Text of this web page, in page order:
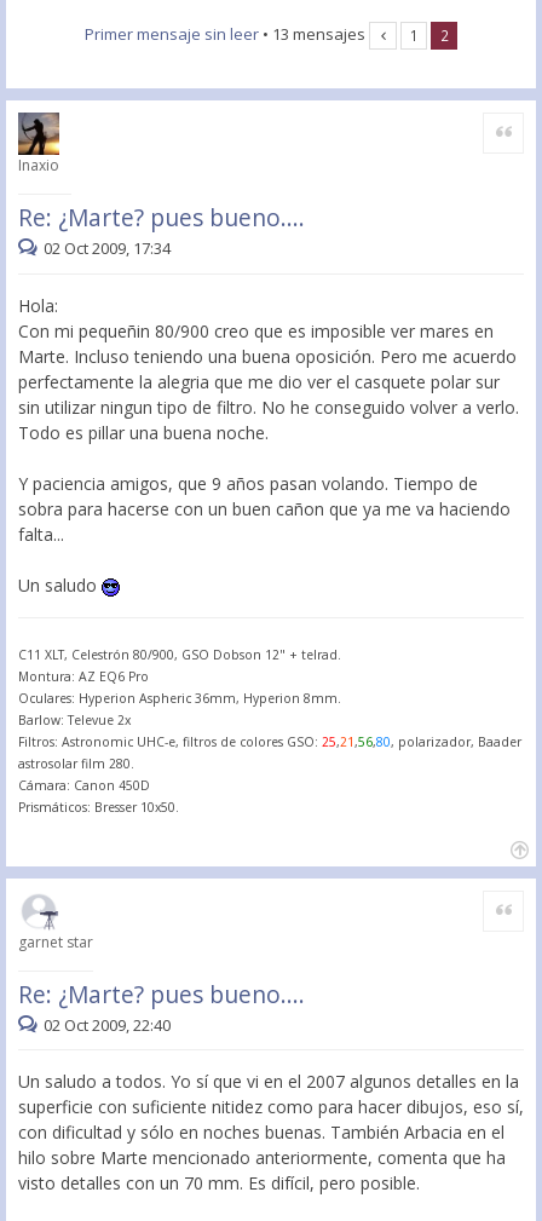
Primer mensaje sin leer • 13 mensajes 1 2
Inaxio
Re: ¿Marte? pues bueno....
Citar
02 Oct 2009, 17:34
Hola:
Con mi pequeñin 80/900 creo que es imposible ver mares en
Marte. Incluso teniendo una buena oposición. Pero me acuerdo
perfectamente la alegria que me dio ver el casquete polar sur
sin utilizar ningun tipo de filtro. No he conseguido volver a verlo.
Todo es pillar una buena noche.
Y paciencia amigos, que 9 años pasan volando. Tiempo de
sobra para hacerse con un buen cañon que ya me va haciendo
falta...
Un saludo
C11 XLT, Celestrón 80/900, GSO Dobson 12" + telrad.
Montura: AZ EQ6 Pro
Oculares: Hyperion Aspheric 36mm, Hyperion 8mm.
Barlow: Televue 2x
Filtros: Astronomic UHC-e, filtros de colores GSO: 25,21 ,56,80, polarizador, Baader
astrosolar film 280.
Cámara: Canon 450D
Prismáticos: Bresser 10x50.
garnet star
Re: ¿Marte? pues bueno....
Citar
02 Oct 2009, 22:40
Un saludo a todos. Yo sí que vi en el 2007 algunos detalles en la
superficie con suficiente nitidez como para hacer dibujos, eso sí,
con dificultad y sólo en noches buenas. También Arbacia en el
hilo sobre Marte mencionado anteriormente, comenta que ha
visto detalles con un 70 mm. Es difícil, pero posible.